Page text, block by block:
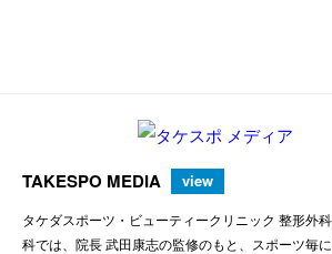
TAKESPO MEDIA view
タケダスポーツ・ビューティークリニック 整形外
科では、院長 武田康志の監修のもと、スポーツ毎